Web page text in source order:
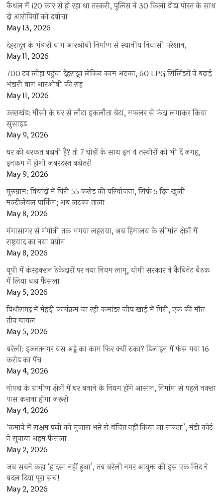
कैथल में i20 कार से हो रहा था तस्करी, पुलिस ने 30 किलो डोडा पोस्त के साथ
दो आरोपियों को दबोचा
May 13, 2026
देहरादून के भंडारी बाग आरओबी निर्माण से स्थानीय निवासी परेशान,
May 11, 2026
700 टन लोहा पहुंचा देहरादून लेकिन काम अटका, 60 LPG सिलिंडरों ने बढ़ाई
भंडारी बाग आरओबी की राह
May 11, 2026
उत्तराखंड: मौसी के घर से लौटा इकलौता बेटा, मफलर से फंदा लगाकर किया
सुसाइड
May 9, 2026
घर की बरकत बढ़ानी है? तो 7 घोड़ों के साथ इन 4 तस्वीरों को भी दें जगह,
इनकम में होगी जबरदस्त बढ़ोतरी
May 9, 2026
गुरुग्राम: विवादों में घिरी 55 करोड़ की परियोजना, सिर्फ 5 दिन खुली
मल्टीलेवल पार्किंग; अब लटका ताला
May 8, 2026
गंगासागर से गंगोत्री तक भगवा लहराया, अब हिमालय के सीमांत क्षेत्रों में
राष्ट्रवाद का नया प्रयोग
May 8, 2026
यूपी में कंस्ट्रक्शन ठेकेदारों पर नया नियम लागू, योगी सरकार ने कैबिनेट बैठक
में लिया बड़ा फैसला
May 5, 2026
पिथौरागढ़ में मेहंदी कार्यक्रम जा रही कमांडर जीप खाई में गिरी, एक की मौत
तीन घायल
May 5, 2026
बरेली: इज्जतनगर बस अड्डे का काम फिर क्यों रुका? डिजाइन में फंस गया 16
करोड़ का पेंच
May 4, 2026
नोएडा के ग्रामीण क्षेत्रों में घर बनाने के नियम होंगे आसान, निर्माण से पहले नक्शा
पास कराना होगा जरूरी
May 4, 2026
‘कमाने में सक्षम पत्नी को गुजारा भत्ते से वंचित नहीं किया जा सकता’, मंडी कोर्ट
ने सुनाया अहम फैसला
May 2, 2026
जब सबने कहा ‘हादसा नहीं हुआ’, तब बरेली नगर आयुक्त की इस एक जिद ने
बदल दिया पूरा सच!
May 2, 2026